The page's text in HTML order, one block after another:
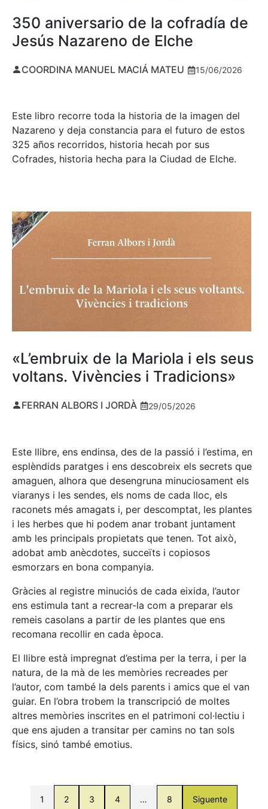
350 aniversario de la cofradía de
Jesús Nazareno de Elche
COORDINA MANUEL MACIÁ MATEU 15/06/2026
Este libro recorre toda la historia de la imagen del
Nazareno y deja constancia para el futuro de estos
325 años recorridos, historia hecah por sus
Cofrades, historia hecha para la Ciudad de Elche.
«L’embruix de la Mariola i els seus
voltans. Vivències i Tradicions»
FERRAN ALBORS I JORDÀ 29/05/2026
Este llibre, ens endinsa, des de la passió i l’estima, en
esplèndids paratges i ens descobreix els secrets que
amaguen, alhora que desengruna minuciosament els
viaranys i les sendes, els noms de cada lloc, els
raconets més amagats i, per descomptat, les plantes
i les herbes que hi podem anar trobant juntament
amb les principals propietats que tenen. Tot això,
adobat amb anècdotes, succeïts i copiosos
esmorzars en bona companyia.
Gràcies al registre minuciós de cada eixida, l’autor
ens estimula tant a recrear-la com a preparar els
remeis casolans a partir de les plantes que ens
recomana recollir en cada època.
El llibre està impregnat d’estima per la terra, i per la
natura, de la mà de les memòries recreades per
l’autor, com també la dels parents i amics que el van
guiar. En l’obra trobem la transcripció de moltes
altres memòries inscrites en el patrimoni col·lectiu i
que ens ajuden a transitar per camins no tan sols
físics, sinó també emotius.
1 2 3 4 … 8 Siguente